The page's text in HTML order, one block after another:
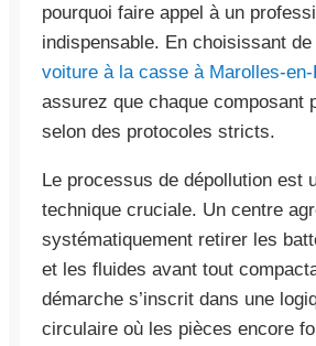
pourquoi faire appel à un
indispensable. En choisissant de
voiture à la casse à Marolles-
assurez que chaque composant
selon des protocoles stricts.
Le processus de dépollution est
technique cruciale. Un centre
systématiquement retirer les
et les fluides avant tout
démarche s’inscrit dans une
circulaire où les pièces encore